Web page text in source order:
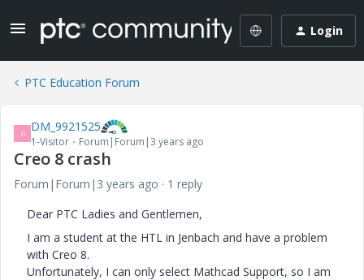
Login
PTC Education Forum
D DM_9921525
1-Visitor Forum|Forum|3 years ago
Creo 8 crash
Forum|Forum|3 years ago
1 reply
Dear PTC Ladies and Gentlemen,
I am a student at the HTL in Jenbach and have a problem
with Creo 8.
Unfortunately, I can only select Mathcad Support, so I am